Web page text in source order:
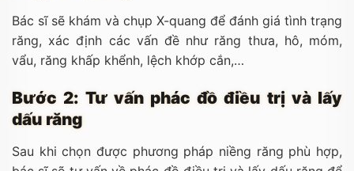
Bác sĩ sẽ khám và chụp X-quang để đánh giá tình trạng
răng, xác định các vấn đề như răng thưa, hô, móm,
vẩu, răng khấp khểnh, lệch khớp cắn,…
Bước 2: Tư vấn phác đồ điều trị và lấy
dấu răng
Sau khi chọn được phương pháp niềng răng phù hợp,